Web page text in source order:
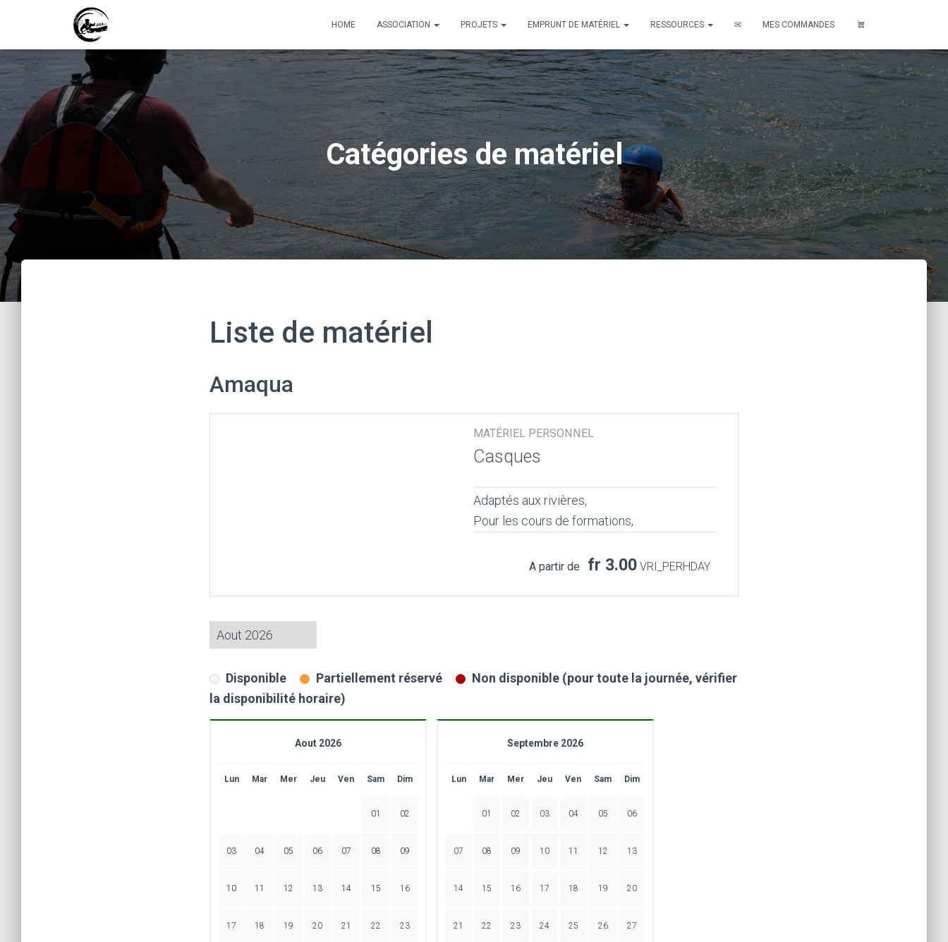
HOME ASSOCIATION PROJETS EMPRUNT DE MATÉRIEL RESSOURCES ✉ MES COMMANDES
Catégories de matériel
Liste de matériel
Amaqua
MATÉRIEL PERSONNEL
Casques
Adaptés aux rivières,
Pour les cours de formations,
A partir de fr 3.00 VRI_PERHDAY
Disponible Partiellement réservé
Non disponible (pour toute la journée, vérifier
la disponibilité horaire)
Aout 2026
Lun Mar Mer Jeu Ven Sam Dim
01 02
03 04 05 06 07 08 09
10 11 12 13 14 15 16
17 18 19 20 21 22 23
Septembre 2026
Lun Mar Mer Jeu Ven Sam Dim
01 02 03 04 05 06
07 08 09 10 11 12 13
14 15 16 17 18 19 20
21 22 23 24 25 26 27